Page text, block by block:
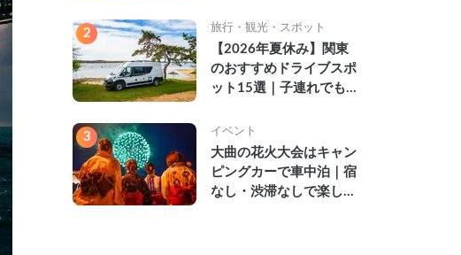
名所を紹介
2 旅行・観光・スポット
【2026年夏休み】関東
のおすすめドライブスポ
ット15選｜子連れでも
ルメ・温泉を徹底解説
3 イベント
大曲の花火大会はキャン
ピングカーで車中泊｜宿
なし・渋滞なしで楽しむ